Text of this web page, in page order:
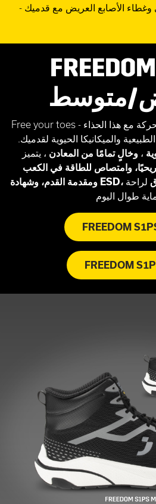
وغطاء الأصابع العريض مع قدميك -
متوسط
Free your toes - امنح أصابع قدميك حرية الحركة مع هذا الحذاء
والميكانيكا الحيوية لقدميك.
،وخالٍ تمامًا من المعادن ، يتميز
وامتصاص للطاقة في الكعب
ومقدمة القدم، وشهادة ESD، لراحة
FREEDOM
FREEDOM